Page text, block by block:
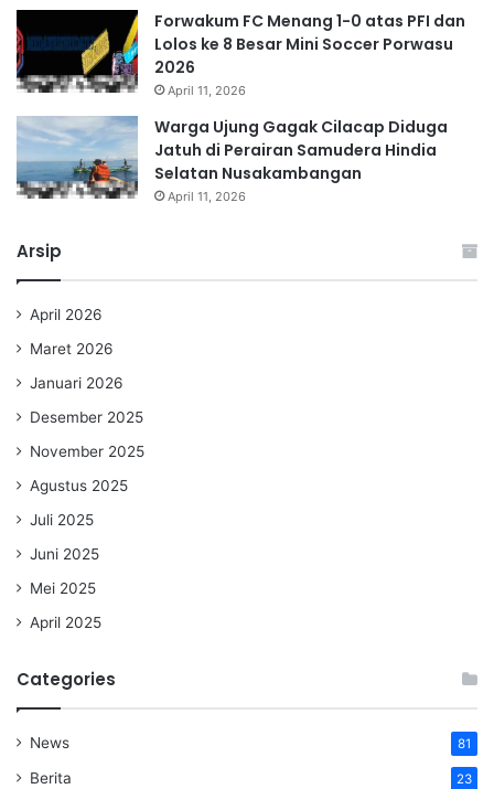
Forwakum FC Menang 1-0 atas PFI dan
Lolos ke 8 Besar Mini Soccer Porwasu
2026
April 11, 2026
Warga Ujung Gagak Cilacap Diduga
Jatuh di Perairan Samudera Hindia
Selatan Nusakambangan
April 11, 2026
Arsip
April 2026
Maret 2026
Januari 2026
Desember 2025
November 2025
Agustus 2025
Juli 2025
Juni 2025
Mei 2025
April 2025
Categories
News 81
Berita 23